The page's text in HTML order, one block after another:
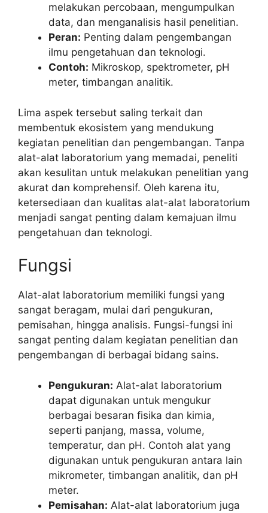
melakukan percobaan, mengumpulkan
data, dan menganalisis hasil penelitian.
Peran: Penting dalam pengembangan
ilmu pengetahuan dan teknologi.
Contoh: Mikroskop, spektrometer, pH
meter, timbangan analitik.
Lima aspek tersebut saling terkait dan
membentuk ekosistem yang mendukung
kegiatan penelitian dan pengembangan. Tanpa
alat-alat laboratorium yang memadai, peneliti
akan kesulitan untuk melakukan penelitian yang
akurat dan komprehensif. Oleh karena itu,
ketersediaan dan kualitas alat-alat laboratorium
menjadi sangat penting dalam kemajuan ilmu
pengetahuan dan teknologi.
Fungsi
Alat-alat laboratorium memiliki fungsi yang
sangat beragam, mulai dari pengukuran,
pemisahan, hingga analisis. Fungsi-fungsi ini
sangat penting dalam kegiatan penelitian dan
pengembangan di berbagai bidang sains.
Pengukuran: Alat-alat laboratorium
dapat digunakan untuk mengukur
berbagai besaran fisika dan kimia,
seperti panjang, massa, volume,
temperatur, dan pH. Contoh alat yang
digunakan untuk pengukuran antara lain
mikrometer, timbangan analitik, dan pH
meter.
Pemisahan: Alat-alat laboratorium juga